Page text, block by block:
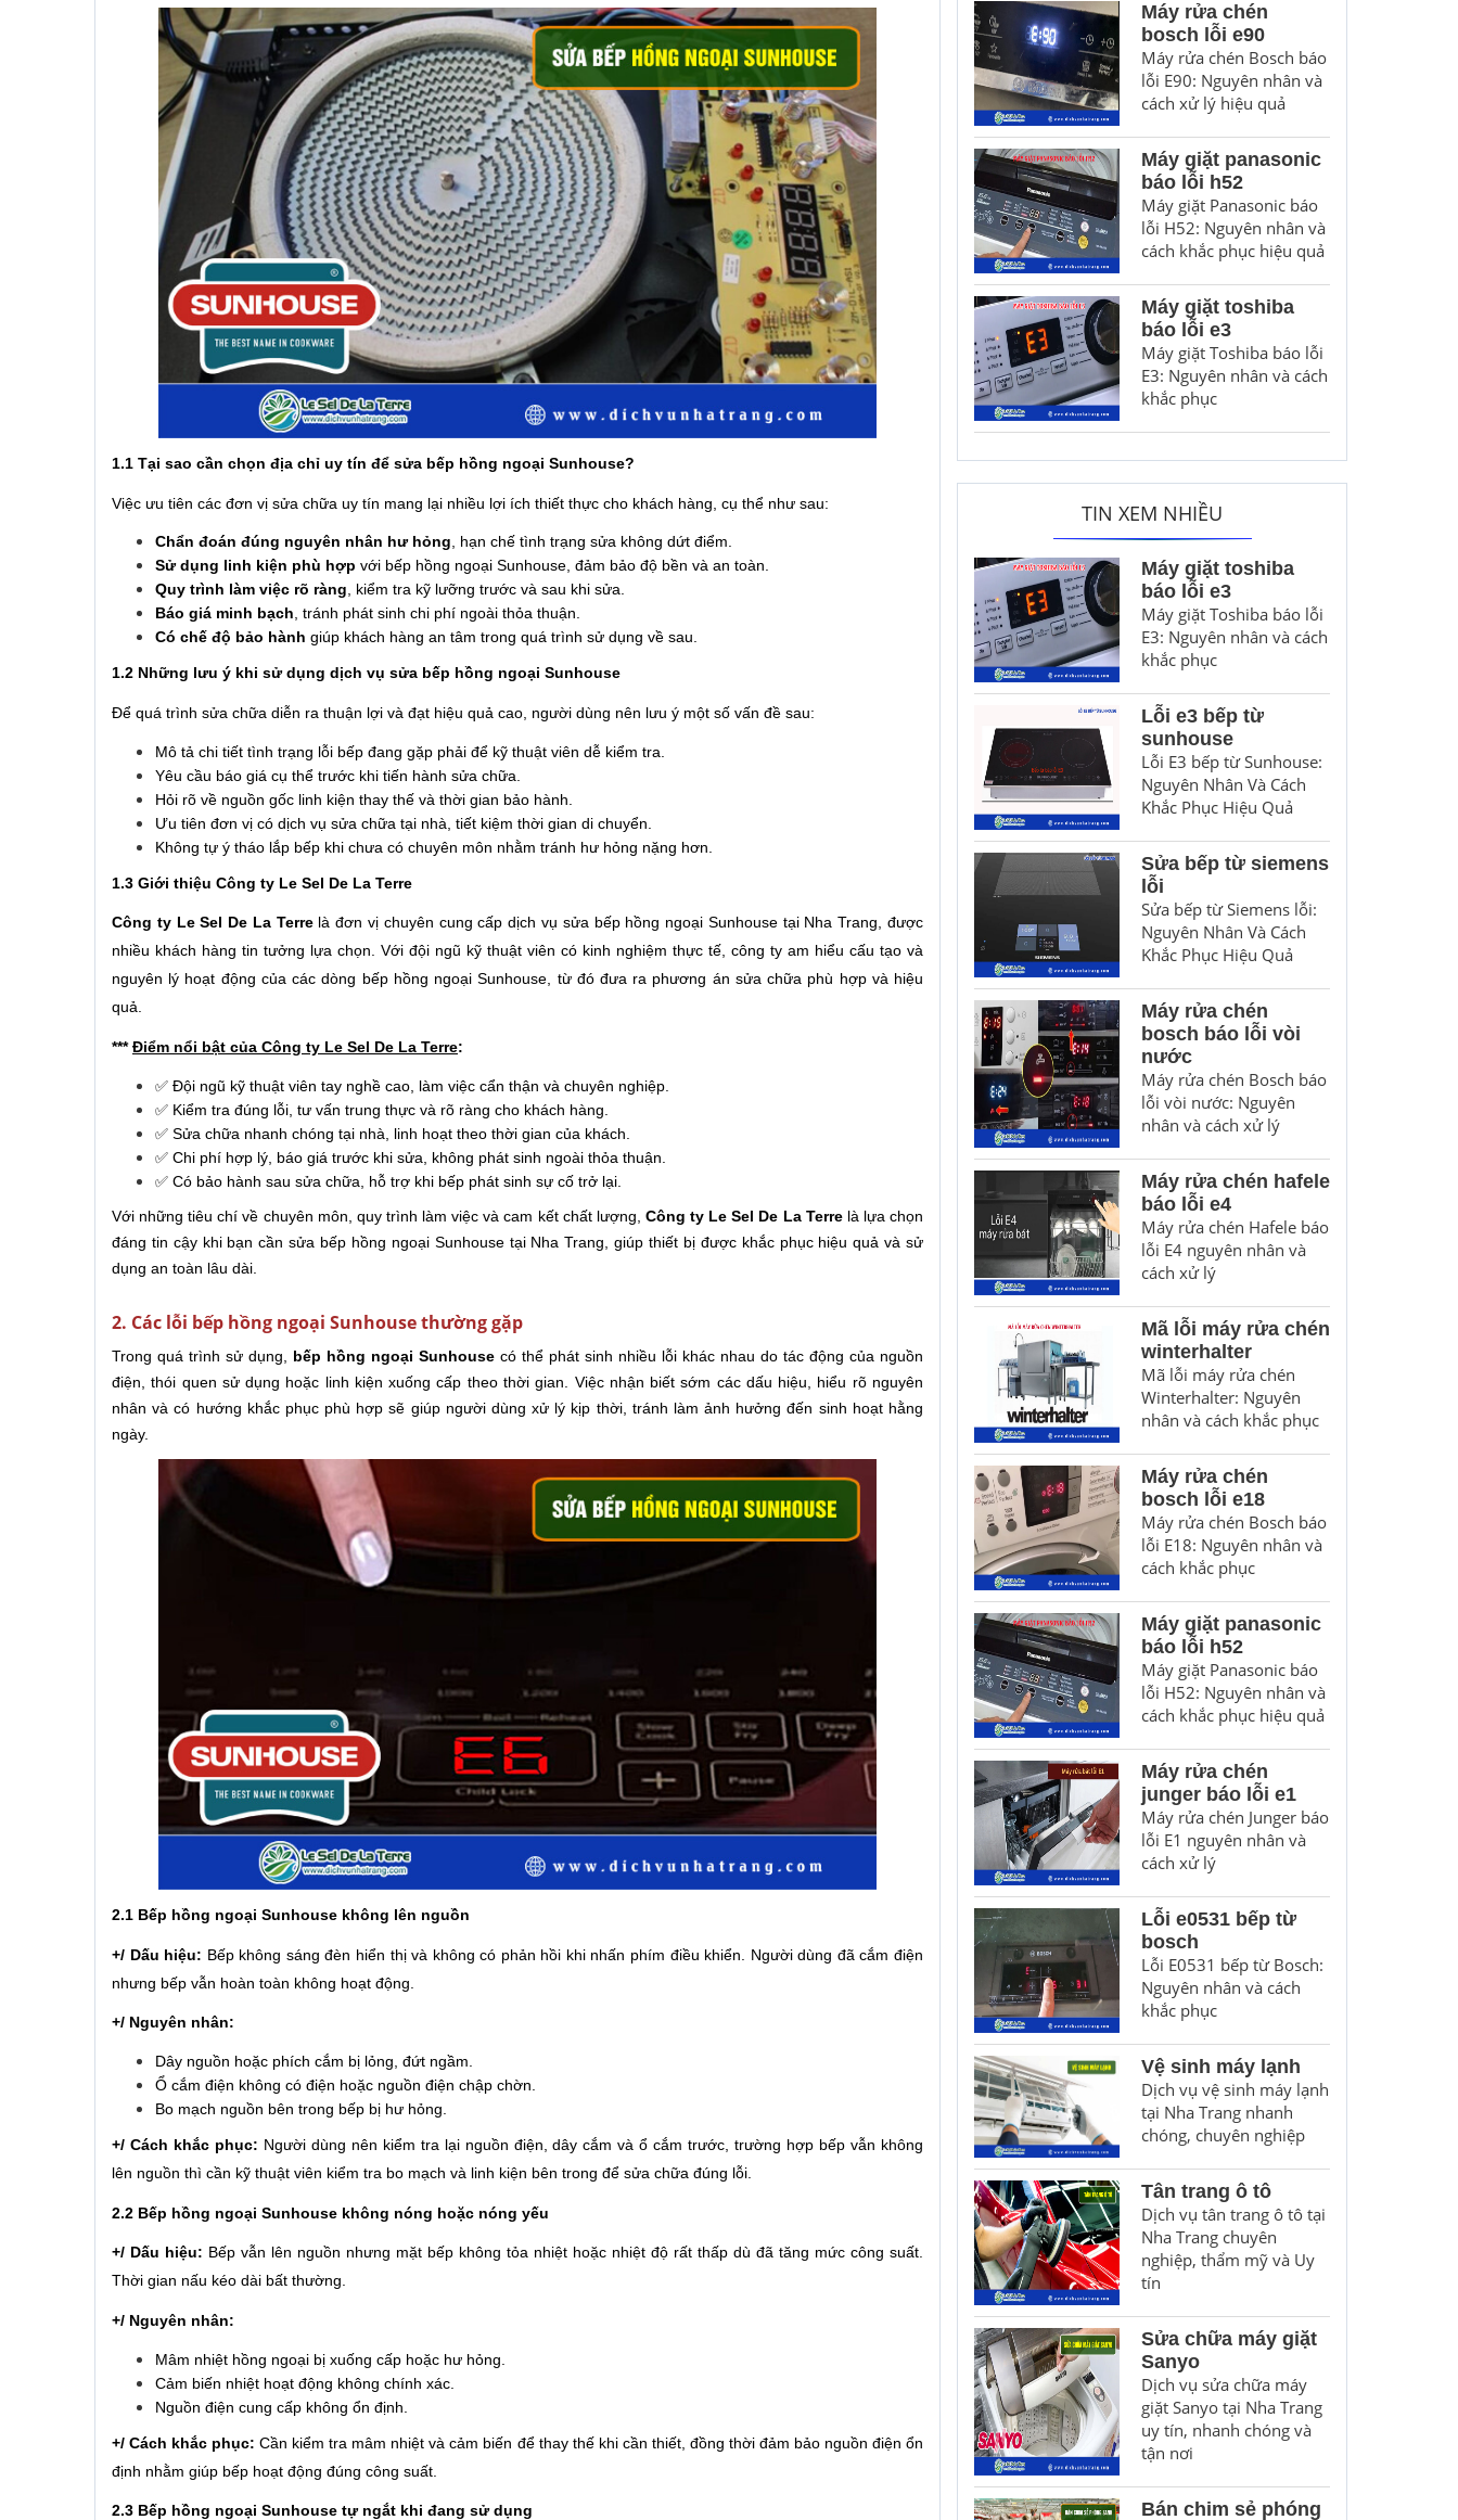
1.1 Tại sao cần chọn địa chỉ uy tín để sửa bếp hồng ngoại Sunhouse?
Việc ưu tiên các đơn vị sửa chữa uy tín mang lại nhiều lợi ích thiết thực cho khách hàng, cụ thể như sau:
Chẩn đoán đúng nguyên nhân hư hỏng, hạn chế tình trạng sửa không dứt điểm.
Sử dụng linh kiện phù hợp với bếp hồng ngoại Sunhouse, đảm bảo độ bền và an toàn.
Quy trình làm việc rõ ràng, kiểm tra kỹ lưỡng trước và sau khi sửa.
Báo giá minh bạch, tránh phát sinh chi phí ngoài thỏa thuận.
Có chế độ bảo hành giúp khách hàng an tâm trong quá trình sử dụng về sau.
1.2 Những lưu ý khi sử dụng dịch vụ sửa bếp hồng ngoại Sunhouse
Để quá trình sửa chữa diễn ra thuận lợi và đạt hiệu quả cao, người dùng nên lưu ý một số vấn đề sau:
Mô tả chi tiết tình trạng lỗi bếp đang gặp phải để kỹ thuật viên dễ kiểm tra.
Yêu cầu báo giá cụ thể trước khi tiến hành sửa chữa.
Hỏi rõ về nguồn gốc linh kiện thay thế và thời gian bảo hành.
Ưu tiên đơn vị có dịch vụ sửa chữa tại nhà, tiết kiệm thời gian di chuyển.
Không tự ý tháo lắp bếp khi chưa có chuyên môn nhằm tránh hư hỏng nặng hơn.
1.3 Giới thiệu Công ty Le Sel De La Terre
Công ty Le Sel De La Terrelà đơn vị chuyên cung cấp dịch vụ sửa bếp hồng ngoại Sunhouse tại Nha Trang, được
nhiều khách hàng tin tưởng lựa chọn. Với đội ngũ kỹ thuật viên có kinh nghiệm thực tế, công ty am hiểu cấu tạo và
nguyên lý hoạt động của các dòng bếp hồng ngoại Sunhouse, từ đó đưa ra phương án sửa chữa phù hợp và hiệu
quả.
***Điểm nổi bật của Công ty Le Sel De La Terre:
✅ Đội ngũ kỹ thuật viên tay nghề cao, làm việc cẩn thận và chuyên nghiệp.
✅ Kiểm tra đúng lỗi, tư vấn trung thực và rõ ràng cho khách hàng.
✅ Sửa chữa nhanh chóng tại nhà, linh hoạt theo thời gian của khách.
✅ Chi phí hợp lý, báo giá trước khi sửa, không phát sinh ngoài thỏa thuận.
✅ Có bảo hành sau sửa chữa, hỗ trợ khi bếp phát sinh sự cố trở lại.
Với những tiêu chí về chuyên môn, quy trình làm việc và cam kết chất lượng, Công ty Le Sel De La Terrelà lựa chọn
đáng tin cậy khi bạn cần sửa bếp hồng ngoại Sunhouse tại Nha Trang, giúp thiết bị được khắc phục hiệu quả và sử
dụng an toàn lâu dài.
2. Các lỗi bếp hồng ngoại Sunhouse thường gặp
Trong quá trình sử dụng, bếp hồng ngoại Sunhouse có thể phát sinh nhiều lỗi khác nhau do tác động của nguồn
điện, thói quen sử dụng hoặc linh kiện xuống cấp theo thời gian. Việc nhận biết sớm các dấu hiệu, hiểu rõ nguyên
nhân và có hướng khắc phục phù hợp sẽ giúp người dùng xử lý kịp thời, tránh làm ảnh hưởng đến sinh hoạt hằng
ngày.
2.1 Bếp hồng ngoại Sunhouse không lên nguồn
+/ Dấu hiệu: Bếp không sáng đèn hiển thị và không có phản hồi khi nhấn phím điều khiển. Người dùng đã cắm điện
nhưng bếp vẫn hoàn toàn không hoạt động.
+/ Nguyên nhân:
Dây nguồn hoặc phích cắm bị lỏng, đứt ngầm.
Ổ cắm điện không có điện hoặc nguồn điện chập chờn.
Bo mạch nguồn bên trong bếp bị hư hỏng.
+/ Cách khắc phục: Người dùng nên kiểm tra lại nguồn điện, dây cắm và ổ cắm trước, trường hợp bếp vẫn không
lên nguồn thì cần kỹ thuật viên kiểm tra bo mạch và linh kiện bên trong để sửa chữa đúng lỗi.
2.2 Bếp hồng ngoại Sunhouse không nóng hoặc nóng yếu
+/ Dấu hiệu: Bếp vẫn lên nguồn nhưng mặt bếp không tỏa nhiệt hoặc nhiệt độ rất thấp dù đã tăng mức công suất.
Thời gian nấu kéo dài bất thường.
+/ Nguyên nhân:
Mâm nhiệt hồng ngoại bị xuống cấp hoặc hư hỏng.
Cảm biến nhiệt hoạt động không chính xác.
Nguồn điện cung cấp không ổn định.
+/ Cách khắc phục: Cần kiểm tra mâm nhiệt và cảm biến để thay thế khi cần thiết, đồng thời đảm bảo nguồn điện ổn
định nhằm giúp bếp hoạt động đúng công suất.
2.3 Bếp hồng ngoại Sunhouse tự ngắt khi đang sử dụng
Máy rửa chén
bosch lỗi e90
Máy rửa chén Bosch báo
lỗi E90: Nguyên nhân và
cách xử lý hiệu quả
Máy giặt panasonic
báo lỗi h52
Máy giặt Panasonic báo
lỗi H52: Nguyên nhân và
cách khắc phục hiệu quả
Máy giặt toshiba
báo lỗi e3
Máy giặt Toshiba báo lỗi
E3: Nguyên nhân và cách
khắc phục
TIN XEM NHIỀU
Máy giặt toshiba
báo lỗi e3
Máy giặt Toshiba báo lỗi
E3: Nguyên nhân và cách
khắc phục
Lỗi e3 bếp từ
sunhouse
Lỗi E3 bếp từ Sunhouse:
Nguyên Nhân Và Cách
Khắc Phục Hiệu Quả
Sửa bếp từ siemens
lỗi
Sửa bếp từ Siemens lỗi:
Nguyên Nhân Và Cách
Khắc Phục Hiệu Quả
Máy rửa chén
bosch báo lỗi vòi
nước
Máy rửa chén Bosch báo
lỗi vòi nước: Nguyên
nhân và cách xử lý
Máy rửa chén hafele
báo lỗi e4
Máy rửa chén Hafele báo
lỗi E4 nguyên nhân và
cách xử lý
Mã lỗi máy rửa chén
winterhalter
Mã lỗi máy rửa chén
Winterhalter: Nguyên
nhân và cách khắc phục
Máy rửa chén
bosch lỗi e18
Máy rửa chén Bosch báo
lỗi E18: Nguyên nhân và
cách khắc phục
Máy giặt panasonic
báo lỗi h52
Máy giặt Panasonic báo
lỗi H52: Nguyên nhân và
cách khắc phục hiệu quả
Máy rửa chén
junger báo lỗi e1
Máy rửa chén Junger báo
lỗi E1 nguyên nhân và
cách xử lý
Lỗi e0531 bếp từ
bosch
Lỗi E0531 bếp từ Bosch:
Nguyên nhân và cách
khắc phục
Vệ sinh máy lạnh
Dịch vụ vệ sinh máy lạnh
tại Nha Trang nhanh
chóng, chuyên nghiệp
Tân trang ô tô
Dịch vụ tân trang ô tô tại
Nha Trang chuyên
nghiệp, thẩm mỹ và Uy
tín
Sửa chữa máy giặt
Sanyo
Dịch vụ sửa chữa máy
giặt Sanyo tại Nha Trang
uy tín, nhanh chóng và
tận nơi
Bán chim sẻ phóng